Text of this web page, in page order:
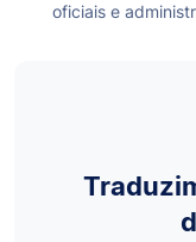
oficiais e